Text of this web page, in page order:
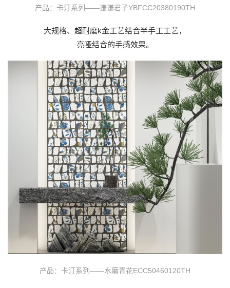
产品：卡汀系列——谦谦君子YBFCC20380190TH
大规格、超耐磨k金工艺结合半手工工艺，
亮哑结合的手感效果。
产品：卡汀系列——水磨青花ECC50460120TH